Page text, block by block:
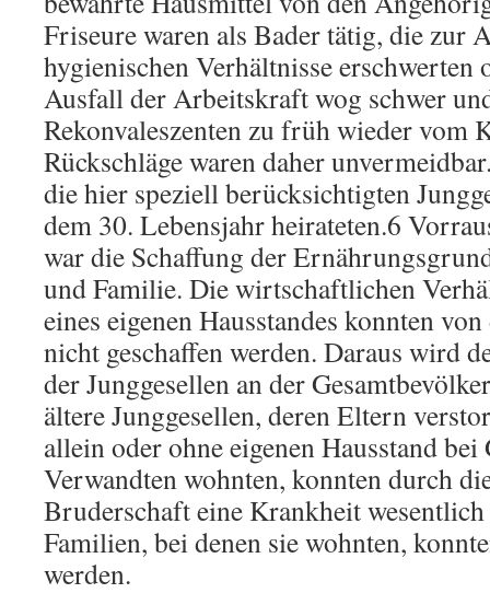
Friseure waren als Bader tätig, die zur
hygienischen Verhältnisse erschwerten
Ausfall der Arbeitskraft wog schwer
Rekonvaleszenten zu früh wieder vom
Rückschläge waren daher
die hier speziell berücksichtigten
dem 30. Lebensjahr heirateten.6
war die Schaffung der
und Familie. Die wirtschaftlichen
eines eigenen Hausstandes konnten
nicht geschaffen werden. Daraus wird
der Junggesellen an der
ältere Junggesellen, deren Eltern
allein oder ohne eigenen Hausstand
Verwandten wohnten, konnten durch
Bruderschaft eine Krankheit wesentlich
Familien, bei denen sie wohnten,
werden.